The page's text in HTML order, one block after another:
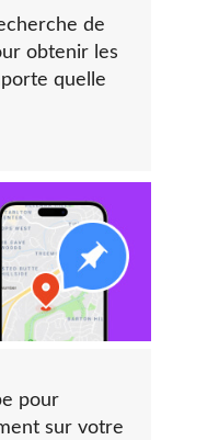
de
obtenir les
quelle
pour
sur votre